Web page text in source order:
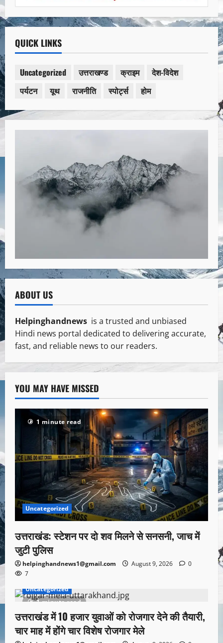
QUICK LINKS
Uncategorized उत्तराखण्ड क्राइम
देश-विदेश
पर्यटन
यूथ राजनीति स्पोर्ट्स होम
ABOUT US
Helpinghandnews is a trusted and unbiased
Hindi news portal dedicated to delivering accurate,
fast, and reliable news to our readers.
YOU MAY HAVE MISSED
1 minute read
Uncategorized
उत्तराखंड: स्टेशन पर दो शव मिलने से सनसनी, जाच में
जुटी पुलिस
helpinghandnews1@gmail.com August 9, 2026
0
7
1 minute read
Uncategorized
उत्तराखंड में 10 हजार युवाओं को रोजगार देने की तैयारी,
चार माह में होंगे चार विशेष रोजगार मेले